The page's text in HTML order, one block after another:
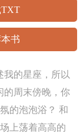
书
我的星座，所以
的周末傍晚，你
的泡泡浴？ 和
上荡着高高的